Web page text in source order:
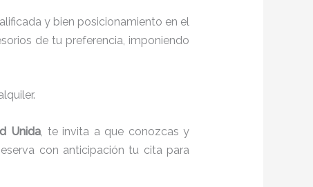
y bien posicionamiento en el
de tu preferencia, imponiendo
Unida, te invita a que conozcas y
con anticipación tu cita para